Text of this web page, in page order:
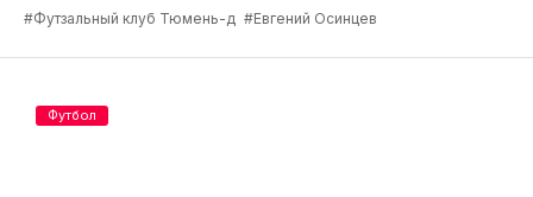
#Футзальный клуб Тюмень-д #Евгений Осинцев
Футбол